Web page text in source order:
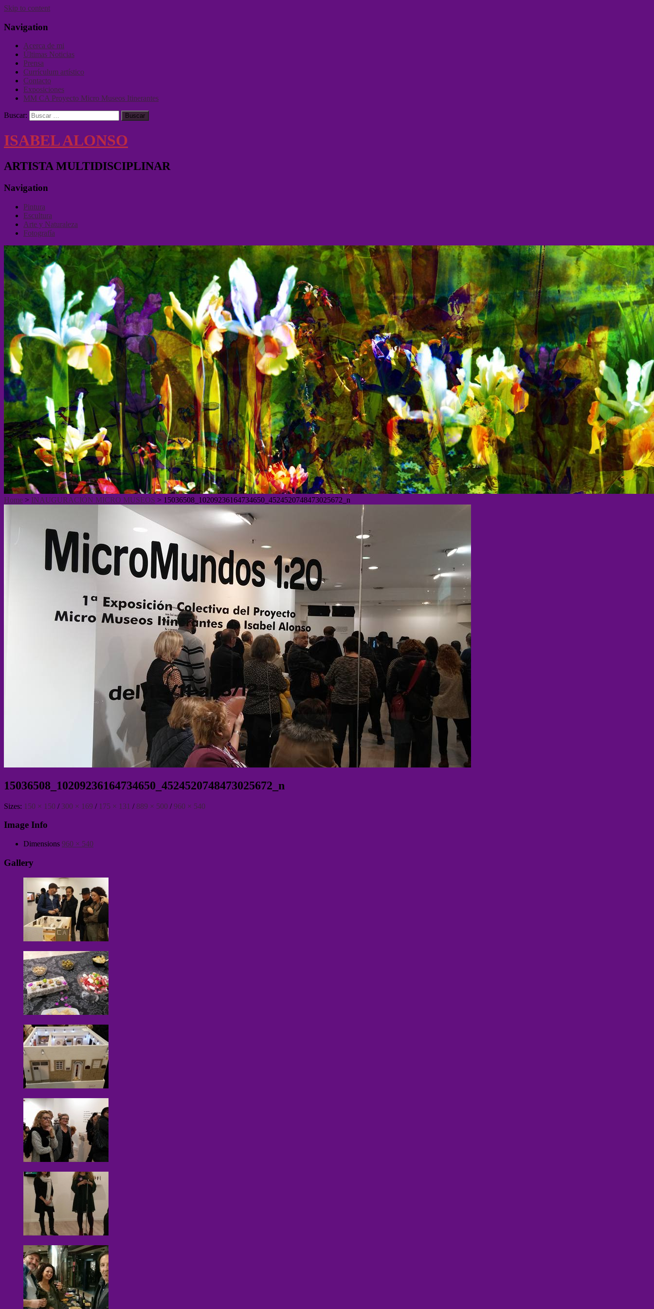
Skip to content
Navigation
Acerca de mi
Últimas Noticias
Prensa
Currículum artístico
Contacto
Exposiciones
MM CA Proyecto Micro Museos Itinerantes
Buscar:
ISABEL ALONSO
ARTISTA MULTIDISCIPLINAR
Navigation
Pintura
Escultura
Arte y Naturaleza
Fotografía
Home > INAUGURACIÓN MICRO MUSEOS > 15036508_10209236164734650_4524520748473025672_n
15036508_10209236164734650_4524520748473025672_n
Sizes: 150 × 150 / 300 × 169 / 175 × 131 / 889 × 500 / 960 × 540
Image Info
Dimensions 960 × 540
Gallery